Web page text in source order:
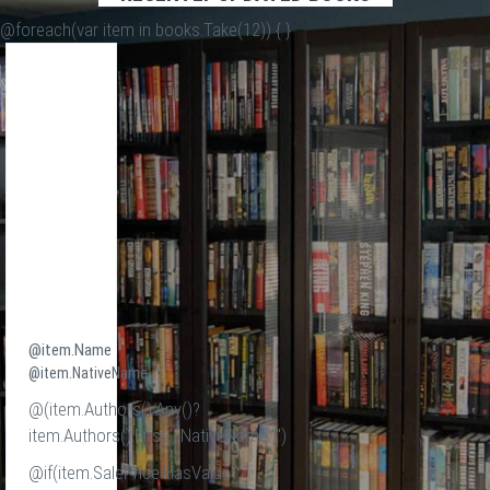
@foreach(var item in books.Take(12)) {}
@item.Name
@item.NativeName
@(item.Authors().Any()?
item.Authors().First().NativeName:"")
@if(item.SalePrice.HasValue)